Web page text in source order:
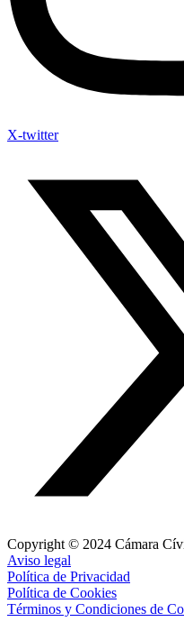
X-twitter
Copyright © 2024 Cámara
Aviso legal
Política de Privacidad
Política de Cookies
Términos y Condiciones de